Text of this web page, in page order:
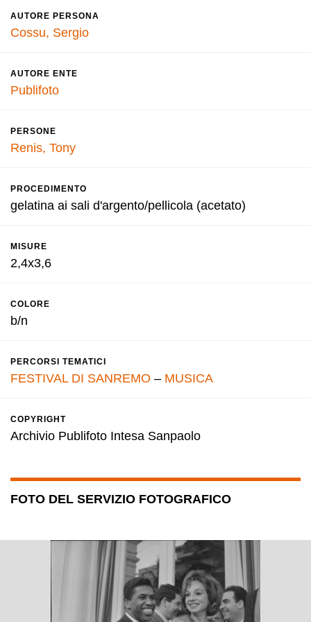
AUTORE PERSONA
Cossu, Sergio
AUTORE ENTE
Publifoto
PERSONE
Renis, Tony
PROCEDIMENTO
gelatina ai sali d'argento/pellicola (acetato)
MISURE
2,4x3,6
COLORE
b/n
PERCORSI TEMATICI
FESTIVAL DI SANREMO – MUSICA
COPYRIGHT
Archivio Publifoto Intesa Sanpaolo
FOTO DEL SERVIZIO FOTOGRAFICO